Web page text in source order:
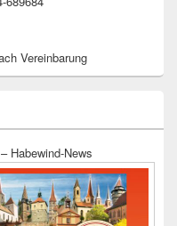
Vereinbarung
Habewind-News